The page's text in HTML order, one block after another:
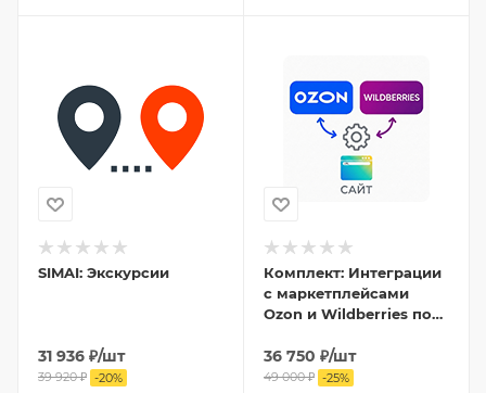
SIMAI: Экскурсии
31 936 ₽/шт
39 920₽ -20%
Комплект: Интеграции
с маркетплейсами
Ozon и Wildberries по
36 750 ₽/шт
49 000₽ -25%